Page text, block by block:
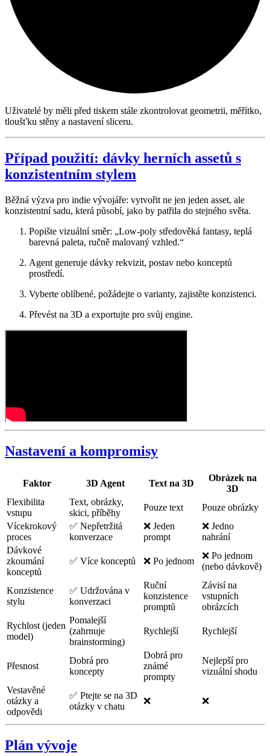
Uživatelé by měli před tiskem stále zkontrolovat geometrii, měřítko,
tloušťku stěny a nastavení sliceru.
Případ použití: dávky herních assetů s
konzistentním stylem
Běžná výzva pro indie vývojáře: vytvořit ne jen jeden asset, ale
konzistentní sadu, která působí, jako by patřila do stejného světa.
Popište vizuální směr: „Low-poly středověká fantasy, teplá
barevná paleta, ručně malovaný vzhled.“
Agent generuje dávky rekvizit, postav nebo konceptů
prostředí.
Vyberte oblíbené, požádejte o varianty, zajistěte konzistenci.
Převést na 3D a exportujte pro svůj engine.
Nastavení a kompromisy
Faktor 3D Agent Text na 3D
Obrázek na
3D
Flexibilita
vstupu
Text, obrázky,
skici, příběhy
Pouze text
Pouze obrázky
Vícekrokový
proces
✅ Nepřetržitá
konverzace
❌ Jeden
prompt
❌ Jedno
nahrání
Dávkové
zkoumání
konceptů
✅ Více konceptů ❌ Po jednom
❌ Po jednom
(nebo dávkově)
Konzistence
stylu
✅ Udržována v
konverzaci
Ruční
konzistence
promptů
Závisí na
vstupních
obrázcích
Rychlost (jeden
model)
Pomalejší
(zahrnuje
brainstorming)
Rychlejší Rychlejší
Přesnost
Dobrá pro
koncepty
Dobrá pro
známé
prompty
Nejlepší pro
vizuální shodu
Vestavěné
otázky a
odpovědi
✅ Ptejte se na 3D
otázky v chatu
❌ ❌
Plán vývoje